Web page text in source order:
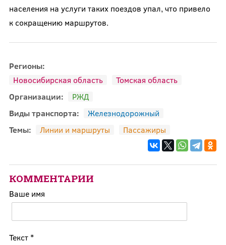
населения на услуги таких поездов упал, что привело
к сокращению маршрутов.
Регионы:
Новосибирская область
Томская область
Организации:
РЖД
Виды транспорта:
Железнодорожный
Темы:
Линии и маршруты Пассажиры
КОММЕНТАРИИ
Ваше имя
Текст *